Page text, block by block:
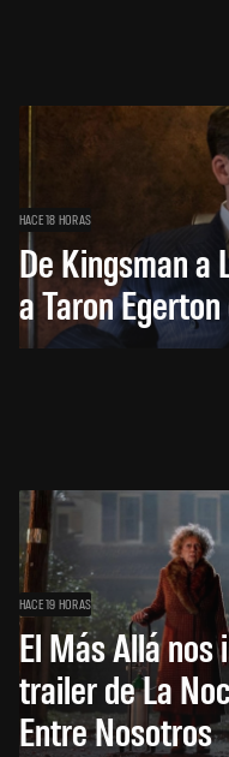
HACE 18 HORAS
De Kingsman a
a Taron
HACE 19 HORAS
El Más Allá nos
trailer de La
Entre Nosotros